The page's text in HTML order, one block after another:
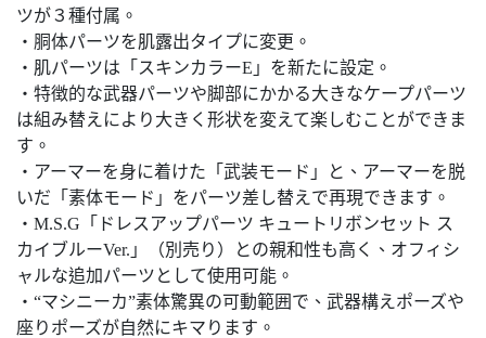
ツが３種付属。
・胴体パーツを肌露出タイプに変更。
・肌パーツは「スキンカラーE」を新たに設定。
・特徴的な武器パーツや脚部にかかる大きなケープパーツ
は組み替えにより大きく形状を変えて楽しむことができま
す。
・アーマーを身に着けた「武装モード」と、アーマーを脱
いだ「素体モード」をパーツ差し替えで再現できます。
・M.S.G「ドレスアップパーツ キュートリボンセット ス
カイブルーVer.」（別売り）との親和性も高く、オフィシ
ャルな追加パーツとして使用可能。
・“マシニーカ”素体驚異の可動範囲で、武器構えポーズや
座りポーズが自然にキマります。